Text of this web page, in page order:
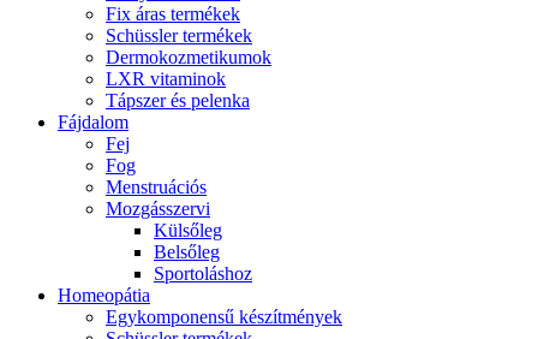
Fix áras termékek
Schüssler termékek
Dermokozmetikumok
LXR vitaminok
Tápszer és pelenka
Fájdalom
Fej
Fog
Menstruációs
Mozgásszervi
Külsőleg
Belsőleg
Sportoláshoz
Homeopátia
Egykomponensű készítmények